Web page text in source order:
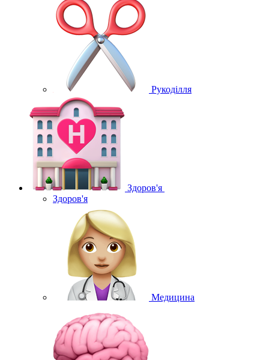
Рукоділля
Здоров'я
Здоров'я
Медицина